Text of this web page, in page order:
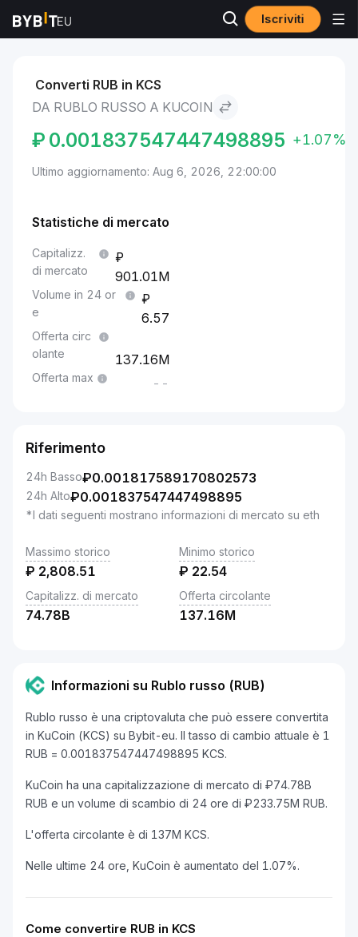
Iscriviti
Mercati Prezzo KuCoin KCS Rublo russo to KuCoin
Converti RUB in KCS
DA RUBLO RUSSO A KUCOIN
₽ 0.001837547447498895 +1.07%
Ultimo aggiornamento: Aug 6, 2026, 22:00:00
Statistiche di mercato
Capitalizz.
di mercato
901.01M
Volume in 24 or
e
6.57
Offerta circ
olante
137.16M
Offerta max --
Riferimento
24h Basso₽0.001817589170802573
24h Alto₽0.001837547447498895
*I dati seguenti mostrano informazioni di mercato su eth
Massimo storico
₽ 2,808.51
Minimo storico
₽ 22.54
Capitalizz. di mercato
74.78B
Offerta circolante
137.16M
Informazioni su Rublo russo (RUB)
Rublo russo è una criptovaluta che può essere convertita
in KuCoin (KCS) su Bybit-eu. Il tasso di cambio attuale è 1
RUB = 0.001837547447498895 KCS.
KuCoin ha una capitalizzazione di mercato di ₽74.78B
RUB e un volume di scambio di 24 ore di ₽233.75M RUB.
L'offerta circolante è di 137M KCS.
Nelle ultime 24 ore, KuCoin è aumentato del 1.07%.
Come convertire RUB in KCS